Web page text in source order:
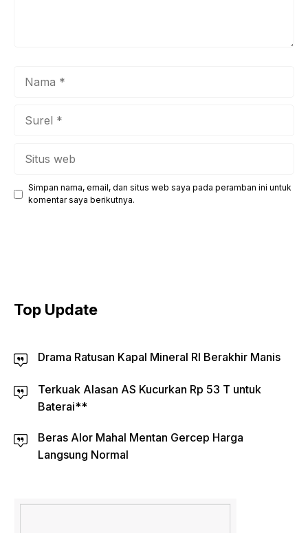
Simpan nama, email, dan situs web saya pada peramban ini untuk
komentar saya berikutnya.
Top Update
Drama Ratusan Kapal Mineral RI Berakhir Manis
Terkuak Alasan AS Kucurkan Rp 53 T untuk
Baterai**
Beras Alor Mahal Mentan Gercep Harga
Langsung Normal